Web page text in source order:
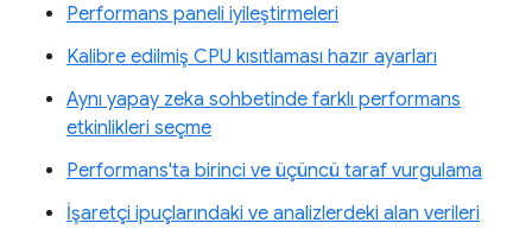
Performans paneli iyileştirmeleri
Kalibre edilmiş CPU kısıtlaması hazır ayarları
Aynı yapay zeka sohbetinde farklı performans
etkinlikleri seçme
Performans'ta birinci ve üçüncü taraf vurgulama
İşaretçi ipuçlarındaki ve analizlerdeki alan verileri